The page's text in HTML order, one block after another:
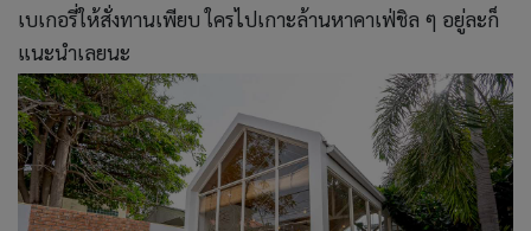
เบเกอรี่ให้สั่งทานเพียบ ใครไปเกาะล้านหาคาเฟ่ชิล ๆ อยู่ละก็
แนะนำเลยนะ